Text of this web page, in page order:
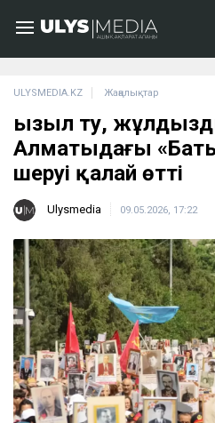
ULYSMEDIA.KZ Жаңалықтар
Қызыл ту,
Алматыдағы
шеруі қалай өтті
Ulysmedia 09.05.2026, 17:22